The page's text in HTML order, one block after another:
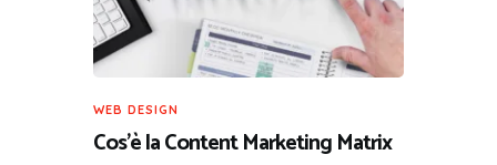
WEB DESIGN
Cos’è la Content Marketing Matrix